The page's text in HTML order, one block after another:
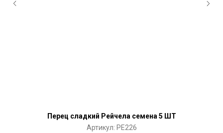
Перец сладкий Рейчела семена 5 ШТ
Артикул: PE226